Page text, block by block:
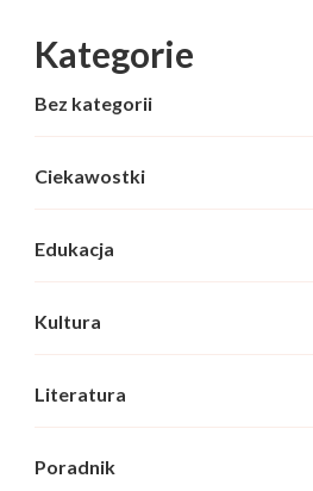
Kategorie
Bez kategorii
Ciekawostki
Edukacja
Kultura
Literatura
Poradnik